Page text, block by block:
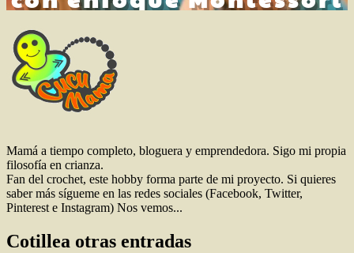
Mamá a tiempo completo, bloguera y emprendedora. Sigo mi propia
filosofía en crianza.
Fan del crochet, este hobby forma parte de mi proyecto. Si quieres
saber más sígueme en las redes sociales (Facebook, Twitter,
Pinterest e Instagram) Nos vemos...
Cotillea otras entradas